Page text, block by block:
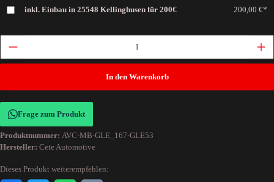
inkl. Einbau in 25548 Kellinghusen für 200€ 200,00 €*
In den Warenkorb
Frage zum Produkt
Produktnummer: AVC-MB-GLE_167-GLE53
Hersteller: Cete Automotive
Dieses Produkt weiterempfehlen: